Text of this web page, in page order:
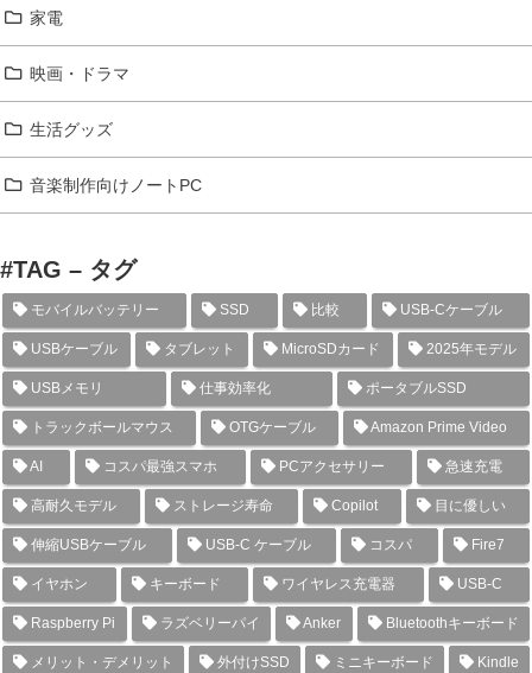
家電
映画・ドラマ
生活グッズ
音楽制作向けノートPC
#TAG – タグ
モバイルバッテリー SSD 比較 USB-Cケーブル
USBケーブル タブレット MicroSDカード 2025年モデル
USBメモリ 仕事効率化 ポータブルSSD
トラックボールマウス OTGケーブル Amazon Prime Video
AI コスパ最強スマホ PCアクセサリー 急速充電
高耐久モデル ストレージ寿命 Copilot 目に優しい
伸縮USBケーブル USB-C ケーブル コスパ Fire7
イヤホン キーボード ワイヤレス充電器 USB-C
Raspberry Pi ラズベリーパイ Anker Bluetoothキーボード
メリット・デメリット 外付けSSD ミニキーボード Kindle